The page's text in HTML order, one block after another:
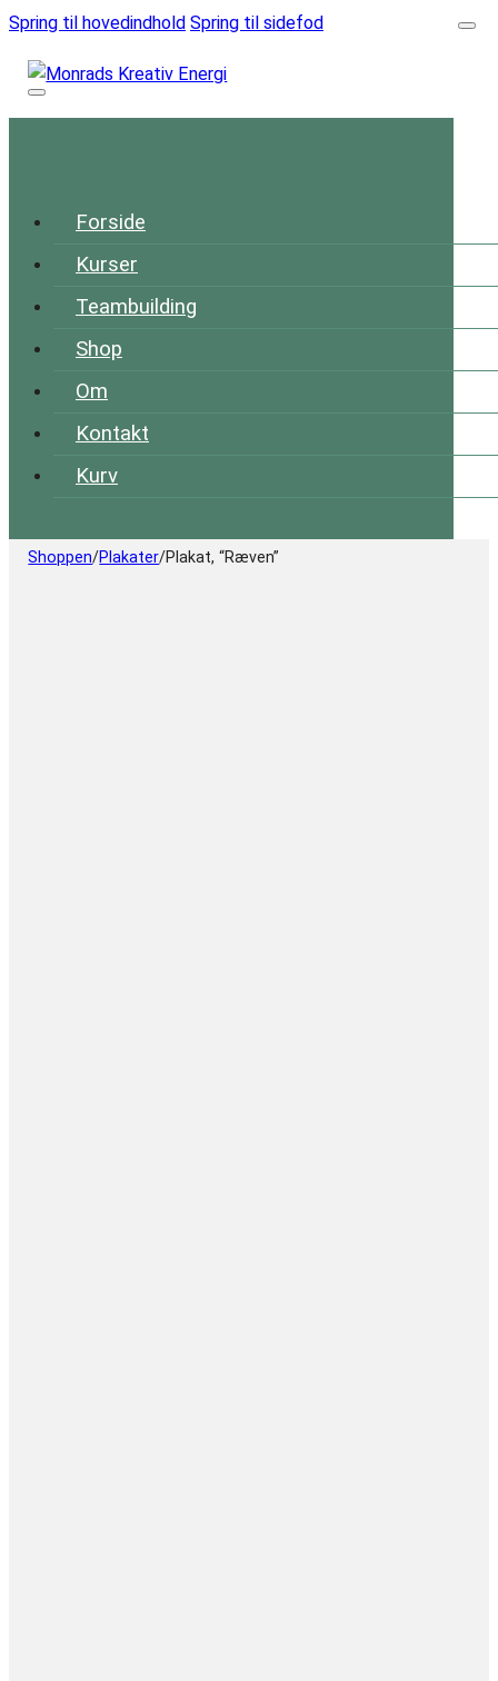
Spring til hovedindhold Spring til sidefod
Forside
Kurser
Teambuilding
Shop
Om
Kontakt
Kurv
Shoppen/Plakater/Plakat, “Ræven”